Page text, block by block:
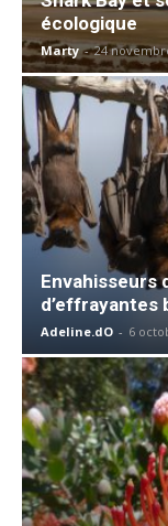
écologique
Marty - 24
Envahisseurs
d’effrayantes
Adeline.dO - 6